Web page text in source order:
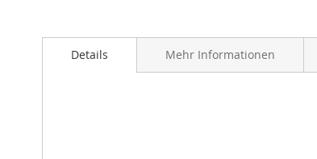
springenDetails Mehr Informationen